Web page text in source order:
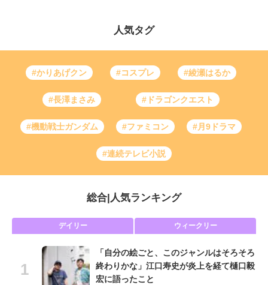
人気タグ
#かりあげクン #コスプレ #綾瀬はるか
#長澤まさみ #ドラゴンクエスト
#機動戦士ガンダム #ファミコン #月9ドラマ
#連続テレビ小説
総合 人気ランキング
デイリー ウィークリー
「自分の絵ごと、このジャンルはそろそろ
終わりかな」江口寿史が炎上を経て樋口毅
宏に語ったこと